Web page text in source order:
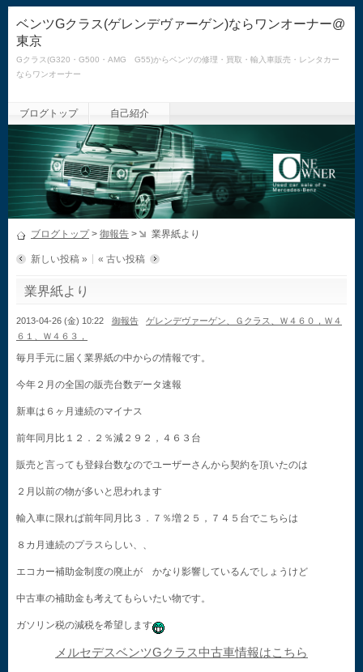
ベンツGクラス(ゲレンデヴァーゲン)ならワンオーナー@
東京
Gクラス(G320・G500・AMG G55)からベンツの修理・買取・輸入車販売・レンタカー
ならワンオーナー
ブログトップ 自己紹介
ブログトップ> 御報告 > 業界紙より
新しい投稿 » « 古い投稿
業界紙より
2013-04-26 (金) 10:22 御報告
ゲレンデヴァーゲン、Ｇクラス、Ｗ４６０，Ｗ４
６１、Ｗ４６３，
毎月手元に届く業界紙の中からの情報です。
今年２月の全国の販売台数データ速報
新車は６ヶ月連続のマイナス
前年同月比１２．２％減２９２，４６３台
販売と言っても登録台数なのでユーザーさんから契約を頂いたのは
２月以前の物が多いと思われます
輸入車に限れば前年同月比３．７％増２５，７４５台でこちらは
８カ月連続のプラスらしい、、
エコカー補助金制度の廃止が かなり影響しているんでしょうけど
中古車の補助金も考えてもらいたい物です。
ガソリン税の減税を希望します
メルセデスベンツGクラス中古車情報はこちら